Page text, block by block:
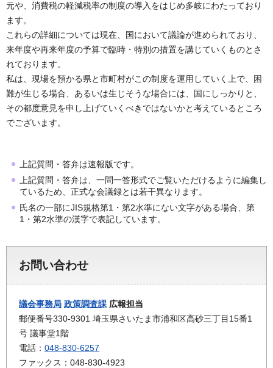
元や、消費税の軽減税率の制度の導入をはじめ多岐にわたっており
ます。
これらの詳細については現在、国において議論が進められており、
来年度や再来年度の予算で臨時・特別の措置を講じていくものとさ
れております。
私は、現場を預かる県と市町村がこの制度を運用していく上で、困
難が生じる場合、あるいは生じそうな場合には、国にしっかりと、
その都度意見を申し上げていくべきではないかと考えているところ
でございます。
上記質問・答弁は速報版です。
上記質問・答弁は、一問一答形式でご覧いただけるように編集し
ているため、正式な会議録とは若干異なります。
氏名の一部にJIS規格第1・第2水準にない文字がある場合、第
1・第2水準の漢字で表記しています。
お問い合わせ
議会事務局 政策調査課 広報担当
郵便番号330-9301 埼玉県さいたま市浦和区高砂三丁目15番1
号 議事堂1階
電話： 048-830-6257
ファックス：048-830-4923